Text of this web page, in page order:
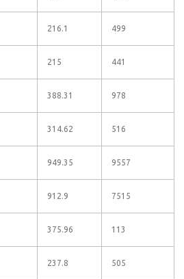
216.1 499
215 441
388.31 978
314.62 516
949.35 9557
912.9 7515
375.96 113
237.8 505